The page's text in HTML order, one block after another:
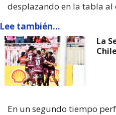
desplazando en la tabla al
Lee también...
La
En un segundo tiempo